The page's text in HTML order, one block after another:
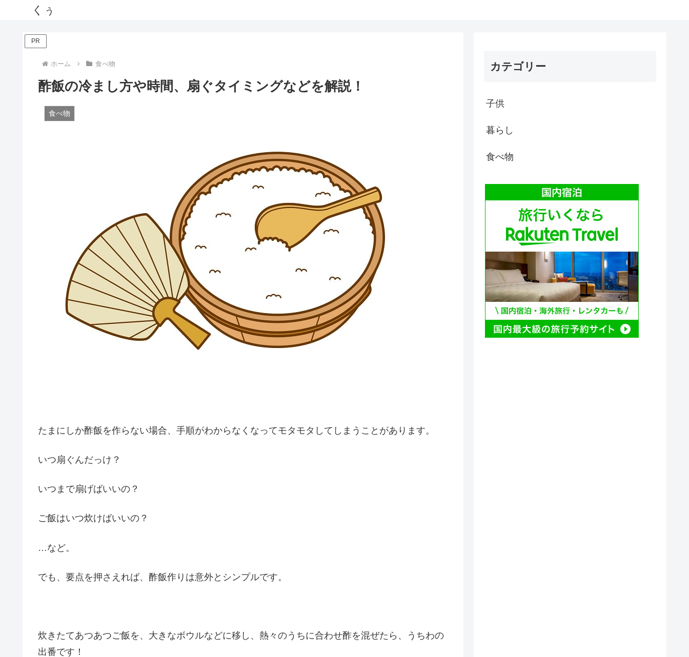
くぅ
PR
ホーム 食べ物
酢飯の冷まし方や時間、扇ぐタイミングなどを解説！
食べ物
たまにしか酢飯を作らない場合、手順がわからなくなってモタモタしてしまうことがあります。
いつ扇ぐんだっけ？
いつまで扇げばいいの？
ご飯はいつ炊けばいいの？
…など。
でも、要点を押さえれば、酢飯作りは意外とシンプルです。
炊きたてあつあつご飯を、大きなボウルなどに移し、熱々のうちに合わせ酢を混ぜたら、うちわの
出番です！
カテゴリー
子供
暮らし
食べ物